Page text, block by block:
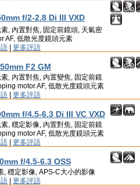
f/2-2.8 Di III VXD
, 內置對焦, 固定前鏡頭, 天氣密
AF, 低散光度鏡頭元素
更多評語
F2 GM
, 內置對焦, 內置變焦, 固定前鏡
motor AF, 低散光度鏡頭元素
更多評語
f/4.5-6.3 Di III VC VXD
, 穩定影像, 內置對焦, 固定前鏡
motor AF, 低散光度鏡頭元素
更多評語
f/4.5-6.3 OSS
, 穩定影像, APS-C大小的影像
更多評語